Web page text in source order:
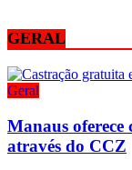
GERAL
Geral
Manaus oferece
através do CCZ